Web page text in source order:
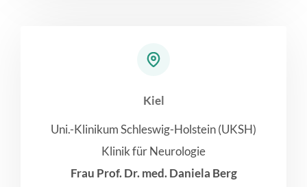
Kiel
Uni.-Klinikum Schleswig-Holstein (UKSH)
Klinik für Neurologie
Frau Prof. Dr. med. Daniela Berg